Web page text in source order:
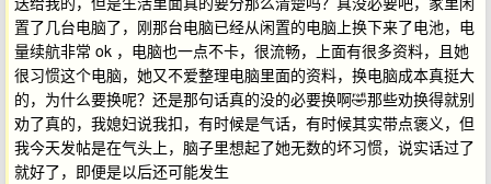
置了几台电脑了，刚那台电脑已经从闲置的电脑上换下来了电池，电
量续航非常 ok ，电脑也一点不卡，很流畅，上面有很多资料，且她
很习惯这个电脑，她又不爱整理电脑里面的资料，换电脑成本真挺大
的，为什么要换呢？还是那句话真的没的必要换啊🤣那些劝换得就别
劝了真的，我媳妇说我扣，有时候是气话，有时候其实带点褒义，但
我今天发帖是在气头上，脑子里想起了她无数的坏习惯，说实话过了
就好了，即便是以后还可能发生